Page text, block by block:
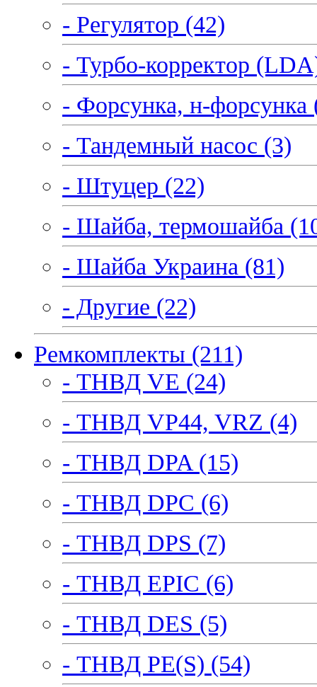
- Регулятор (42)
- Турбо-корректор
- Форсунка, н-форсунка
- Тандемный насос (3)
- Штуцер (22)
- Шайба, термошайба
- Шайба Украина (81)
- Другие (22)
Ремкомплекты (211)
- ТНВД VE (24)
- ТНВД VP44, VRZ (4)
- ТНВД DPA (15)
- ТНВД DPC (6)
- ТНВД DPS (7)
- ТНВД EPIC (6)
- ТНВД DES (5)
- ТНВД PE(S) (54)